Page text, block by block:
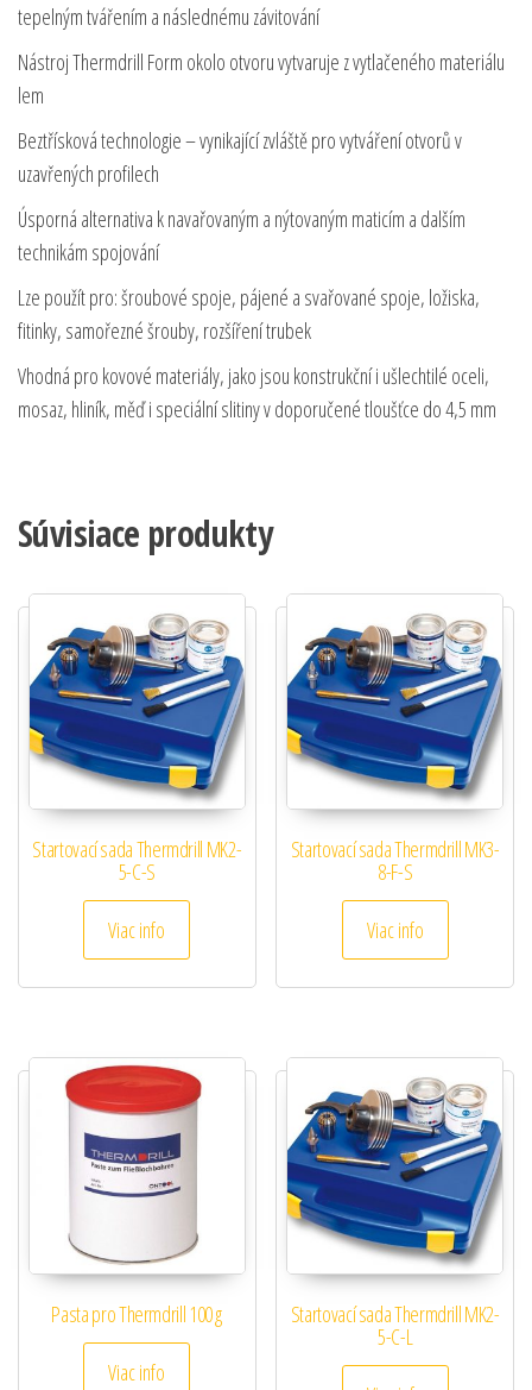
tepelným tvářením a následnému závitování
Nástroj Thermdrill Form okolo otvoru vytvaruje z vytlačeného materiálu
lem
Beztřísková technologie – vynikající zvláště pro vytváření otvorů v
uzavřených profilech
Úsporná alternativa k navařovaným a nýtovaným maticím a dalším
technikám spojování
Lze použít pro: šroubové spoje, pájené a svařované spoje, ložiska,
fitinky, samořezné šrouby, rozšíření trubek
Vhodná pro kovové materiály, jako jsou konstrukční i ušlechtilé oceli,
mosaz, hliník, měď i speciální slitiny v doporučené tloušťce do 4,5 mm
Súvisiace produkty
Startovací sada Thermdrill MK2-
5-C-S
Viac info
Startovací sada Thermdrill MK3-
8-F-S
Viac info
Pasta pro Thermdrill 100 g
Viac info
Startovací sada Thermdrill MK2-
5-C-L